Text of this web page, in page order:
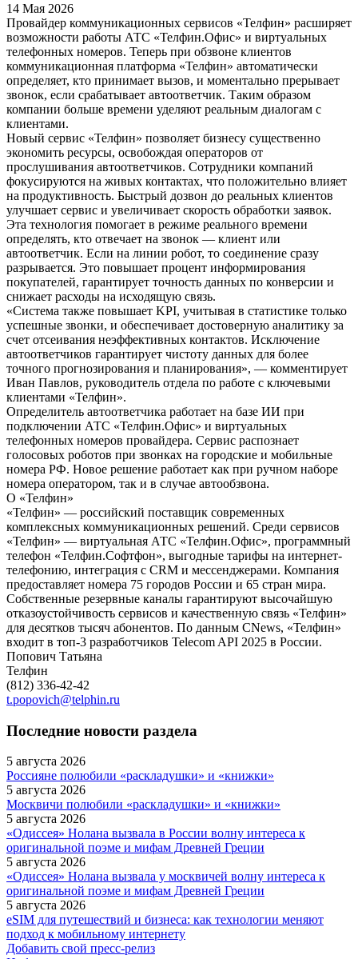
14 Мая 2026
Провайдер коммуникационных сервисов «Телфин» расширяет
возможности работы АТС «Телфин.Офис» и виртуальных
телефонных номеров. Теперь при обзвоне клиентов
коммуникационная платформа «Телфин» автоматически
определяет, кто принимает вызов, и моментально прерывает
звонок, если срабатывает автоответчик. Таким образом
компании больше времени уделяют реальным диалогам с
клиентами.
Новый сервис «Телфин» позволяет бизнесу существенно
экономить ресурсы, освобождая операторов от
прослушивания автоответчиков. Сотрудники компаний
фокусируются на живых контактах, что положительно влияет
на продуктивность. Быстрый дозвон до реальных клиентов
улучшает сервис и увеличивает скорость обработки заявок.
Эта технология помогает в режиме реального времени
определять, кто отвечает на звонок — клиент или
автоответчик. Если на линии робот, то соединение сразу
разрывается. Это повышает процент информирования
покупателей, гарантирует точность данных по конверсии и
снижает расходы на исходящую связь.
«Система также повышает KPI, учитывая в статистике только
успешные звонки, и обеспечивает достоверную аналитику за
счет отсеивания неэффективных контактов. Исключение
автоответчиков гарантирует чистоту данных для более
точного прогнозирования и планирования», — комментирует
Иван Павлов, руководитель отдела по работе с ключевыми
клиентами «Телфин».
Определитель автоответчика работает на базе ИИ при
подключении АТС «Телфин.Офис» и виртуальных
телефонных номеров провайдера. Сервис распознает
голосовых роботов при звонках на городские и мобильные
номера РФ. Новое решение работает как при ручном наборе
номера оператором, так и в случае автообзвона.
О «Телфин»
«Телфин» — российский поставщик современных
комплексных коммуникационных решений. Среди сервисов
«Телфин» — виртуальная АТС «Телфин.Офис», программный
телефон «Телфин.Cофтфон», выгодные тарифы на интернет-
телефонию, интеграция с CRM и мессенджерами. Компания
предоставляет номера 75 городов России и 65 стран мира.
Собственные резервные каналы гарантируют высочайшую
отказоустойчивость сервисов и качественную связь «Телфин»
для десятков тысяч абонентов. По данным CNews, «Телфин»
входит в топ-3 разработчиков Telecom API 2025 в России.
Попович Татьяна
Телфин
(812) 336-42-42
t.popovich@telphin.ru
Последние новости раздела
5 августа 2026
Россияне полюбили «раскладушки» и «книжки»
5 августа 2026
Москвичи полюбили «раскладушки» и «книжки»
5 августа 2026
«Одиссея» Нолана вызвала в России волну интереса к
оригинальной поэме и мифам Древней Греции
5 августа 2026
«Одиссея» Нолана вызвала у москвичей волну интереса к
оригинальной поэме и мифам Древней Греции
5 августа 2026
eSIM для путешествий и бизнеса: как технологии меняют
подход к мобильному интернету
Добавить свой пресс-релиз